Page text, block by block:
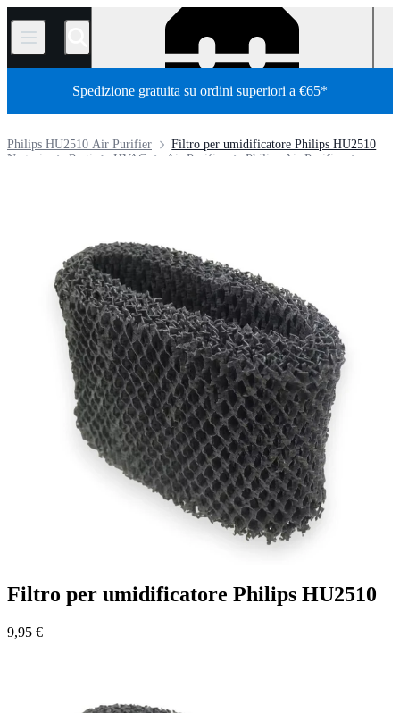
/
Spedizione gratuita su ordini superiori a €65*
Filtro per umidificatore Philips HU2510
Philips HU2510 Air Purifier
Philips Air Purifier
Air Purifier
HVAC
Parti
Negozio
Filtro per umidificatore Philips HU2510
9,95 €